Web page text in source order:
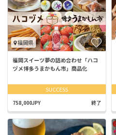
福岡県
福岡スイーツ夢の詰め合わせ「ハコ
ヅメ博多うまかもん市」商品化
SUCCESS
758,000JPY 終了